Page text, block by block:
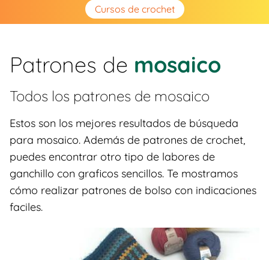
Cursos de crochet
Patrones de mosaico
Todos los patrones de mosaico
Estos son los mejores resultados de búsqueda
para mosaico. Además de patrones de crochet,
puedes encontrar otro tipo de labores de
ganchillo con graficos sencillos. Te mostramos
cómo realizar patrones de bolso con indicaciones
faciles.